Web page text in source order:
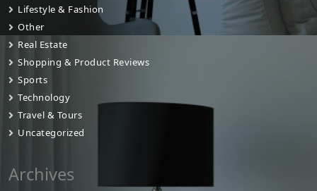
Lifestyle & Fashion
Other
Real Estate
Shopping & Product Reviews
Sports
Technology
Travel & Tours
Uncategorized
Archives